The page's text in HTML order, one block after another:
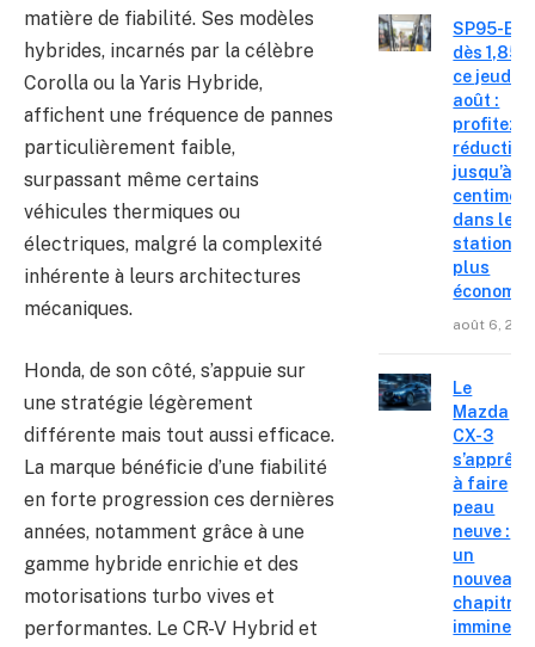
matière de fiabilité. Ses modèles
hybrides, incarnés par la célèbre
Corolla ou la Yaris Hybride,
affichent une fréquence de pannes
particulièrement faible,
surpassant même certains
véhicules thermiques ou
électriques, malgré la complexité
inhérente à leurs architectures
mécaniques.
Honda, de son côté, s’appuie sur
une stratégie légèrement
différente mais tout aussi efficace.
La marque bénéficie d’une fiabilité
en forte progression ces dernières
années, notamment grâce à une
gamme hybride enrichie et des
motorisations turbo vives et
performantes. Le CR-V Hybrid et
SP95-E10
dès 1,85
ce jeudi 6
août :
profitez
jusqu’à 15
centimes
dans les
stations
plus
août 6,
Le
Mazda
CX-3
s’apprête
à faire
peau
neuve :
un
nouveau
chapitre
imminent